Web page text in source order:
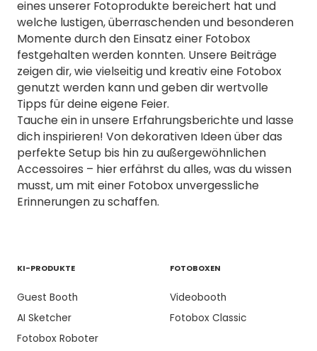
eines unserer Fotoprodukte bereichert hat und
welche lustigen, überraschenden und besonderen
Momente durch den Einsatz einer Fotobox
festgehalten werden konnten. Unsere Beiträge
zeigen dir, wie vielseitig und kreativ eine Fotobox
genutzt werden kann und geben dir wertvolle
Tipps für deine eigene Feier.
Tauche ein in unsere Erfahrungsberichte und lasse
dich inspirieren! Von dekorativen Ideen über das
perfekte Setup bis hin zu außergewöhnlichen
Accessoires – hier erfährst du alles, was du wissen
musst, um mit einer Fotobox unvergessliche
Erinnerungen zu schaffen.
KI-PRODUKTE
Guest Booth
AI Sketcher
Fotobox Roboter
FOTOBOXEN
Videobooth
Fotobox Classic